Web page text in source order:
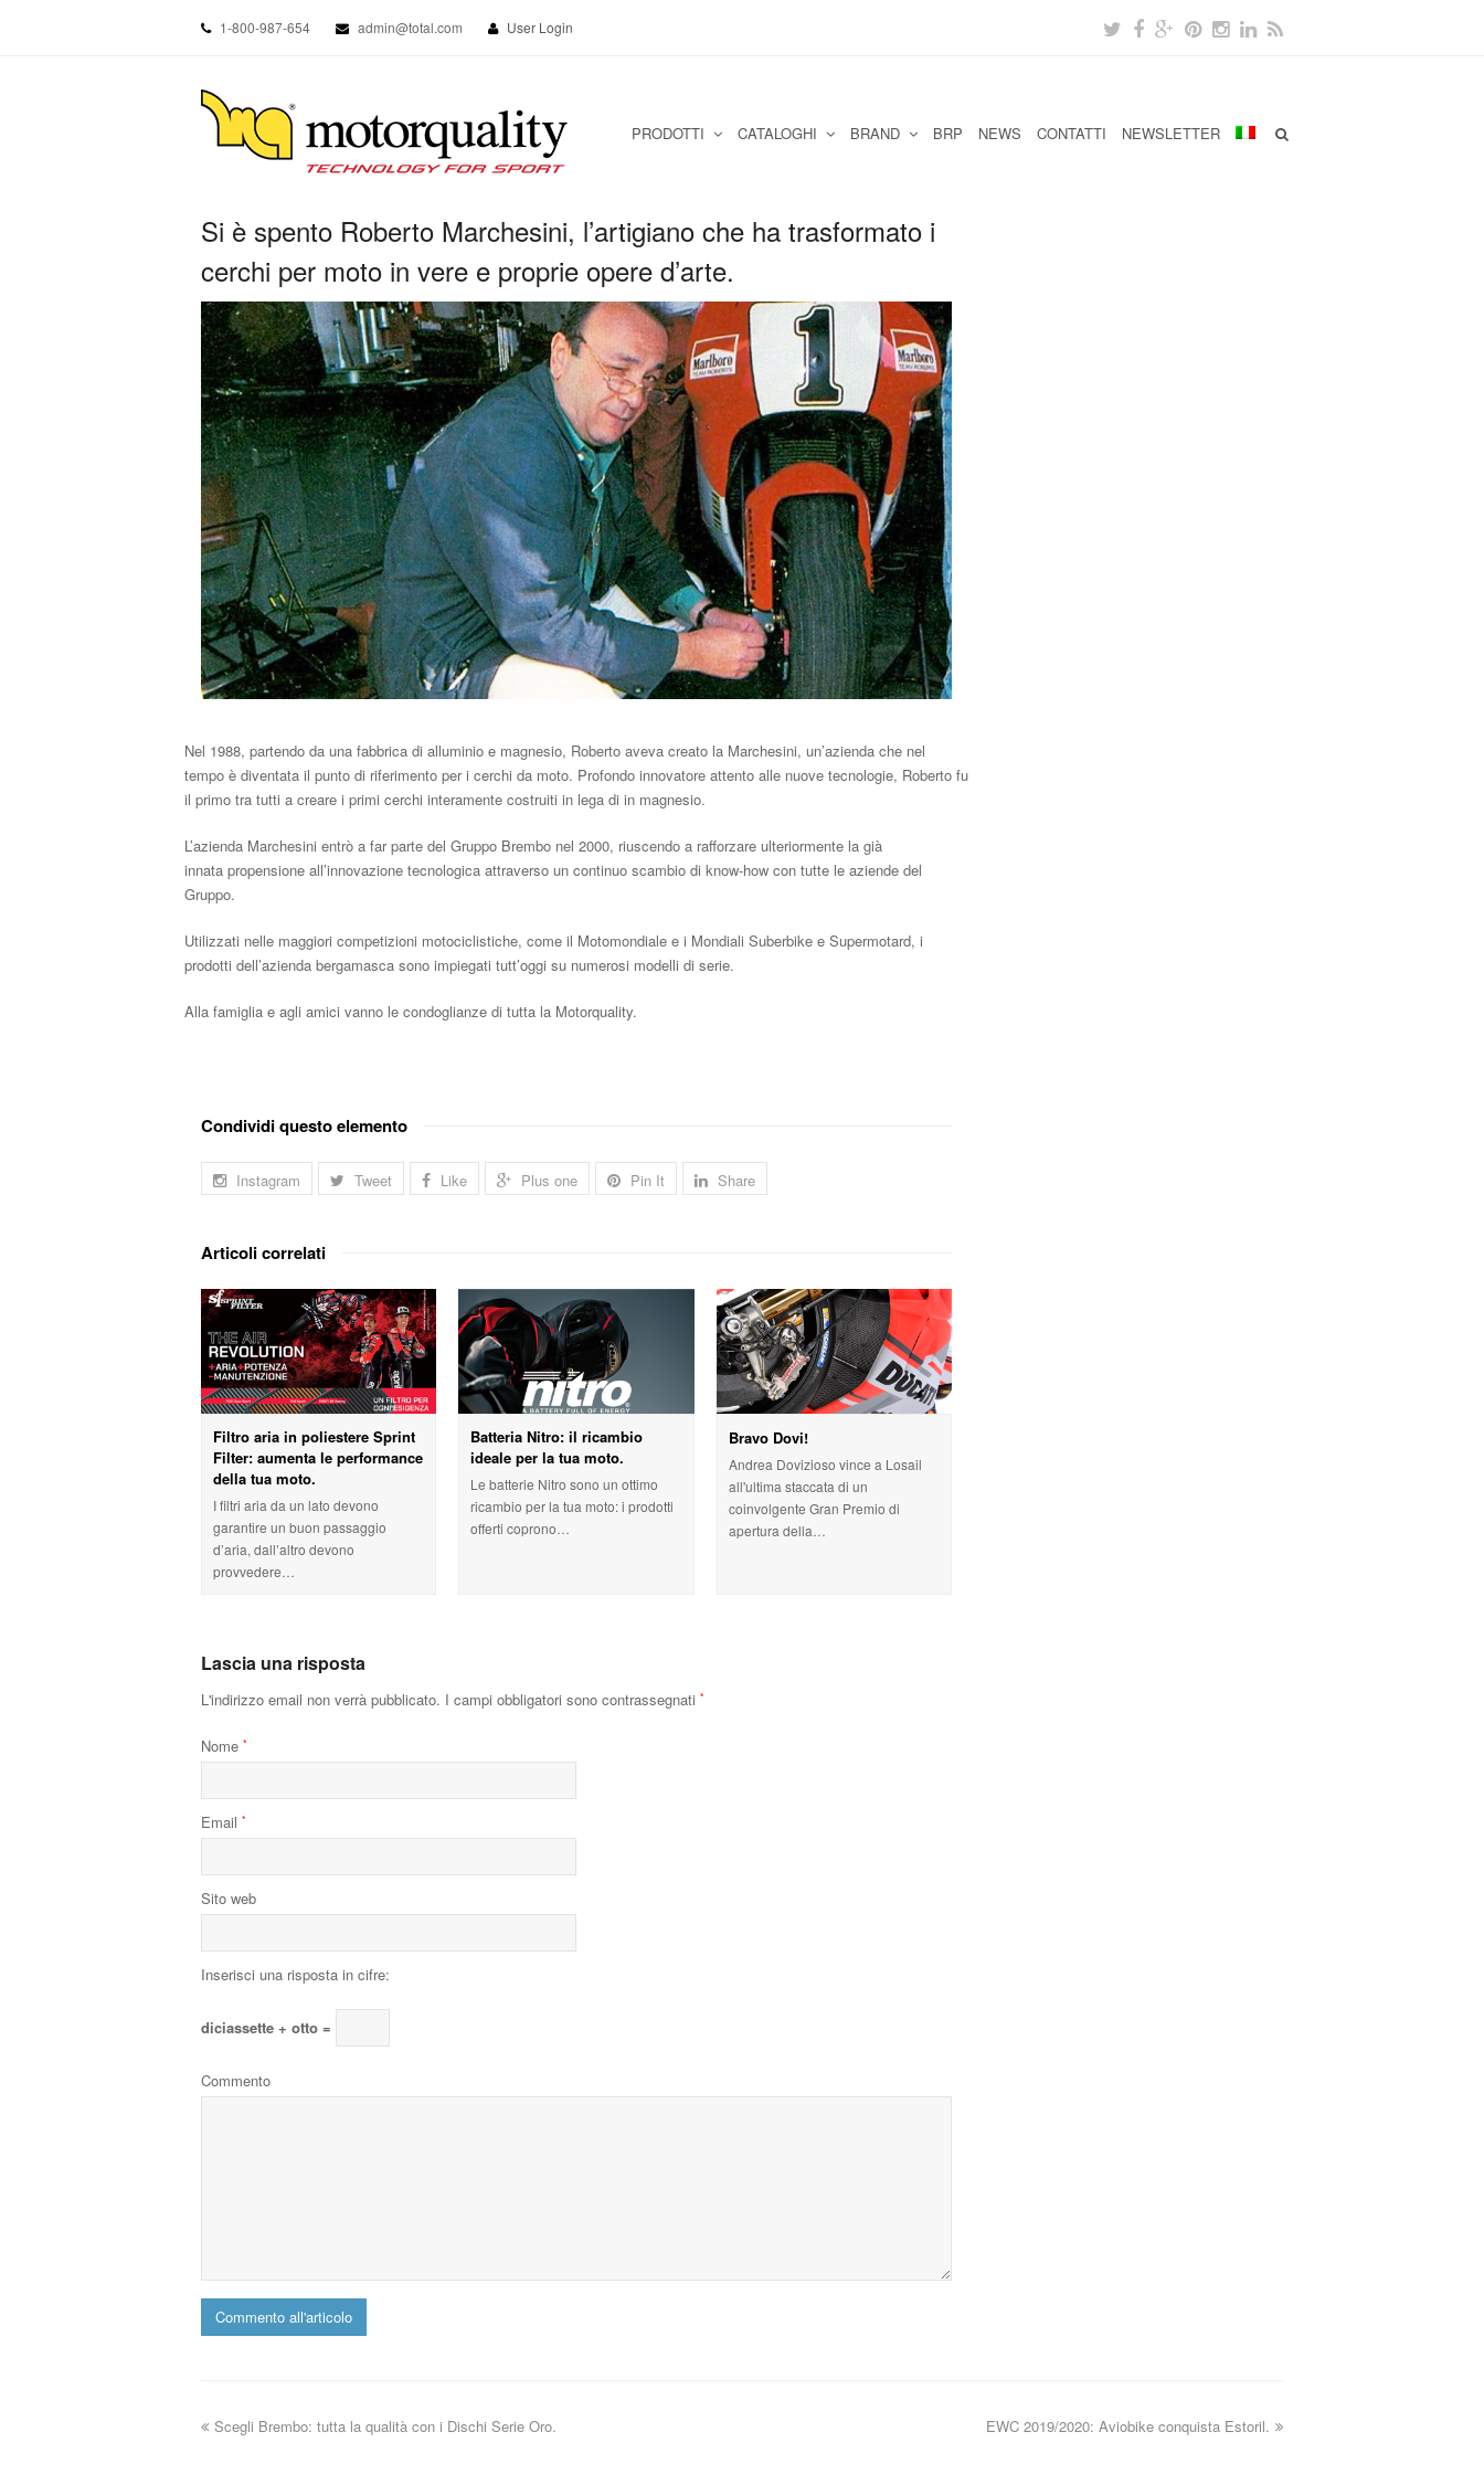
1-800-987-654 admin@total.com User Login
PRODOTTI CATALOGHI BRAND BRP NEWS CONTATTI NEWSLETTER
Si è spento Roberto Marchesini, l’artigiano che ha trasformato i
cerchi per moto in vere e proprie opere d’arte.
Nel 1988, partendo da una fabbrica di alluminio e magnesio, Roberto aveva creato la Marchesini, un’azienda che nel
tempo è diventata il punto di riferimento per i cerchi da moto. Profondo innovatore attento alle nuove tecnologie, Roberto fu
il primo tra tutti a creare i primi cerchi interamente costruiti in lega di in magnesio.
L’azienda Marchesini entrò a far parte del Gruppo Brembo nel 2000, riuscendo a rafforzare ulteriormente la già
innata propensione all’innovazione tecnologica attraverso un continuo scambio di know-how con tutte le aziende del
Gruppo.
Utilizzati nelle maggiori competizioni motociclistiche, come il Motomondiale e i Mondiali Suberbike e Supermotard, i
prodotti dell’azienda bergamasca sono impiegati tutt’oggi su numerosi modelli di serie.
Alla famiglia e agli amici vanno le condoglianze di tutta la Motorquality.
Condividi questo elemento
Instagram Tweet Like Plus one Pin It Share
Articoli correlati
Filtro aria in poliestere Sprint
Filter: aumenta le performance
della tua moto.
I filtri aria da un lato devono
garantire un buon passaggio
d’aria, dall’altro devono
provvedere…
Batteria Nitro: il ricambio
ideale per la tua moto.
Le batterie Nitro sono un ottimo
ricambio per la tua moto: i prodotti
offerti coprono…
Bravo Dovi!
Andrea Dovizioso vince a Losail
all'ultima staccata di un
coinvolgente Gran Premio di
apertura della…
Lascia una risposta
L'indirizzo email non verrà pubblicato. I campi obbligatori sono contrassegnati *
Nome *
Email *
Sito web
Inserisci una risposta in cifre:
diciassette + otto =
Commento
EWC 2019/2020: Aviobike conquista Estoril.
Scegli Brembo: tutta la qualità con i Dischi Serie Oro.